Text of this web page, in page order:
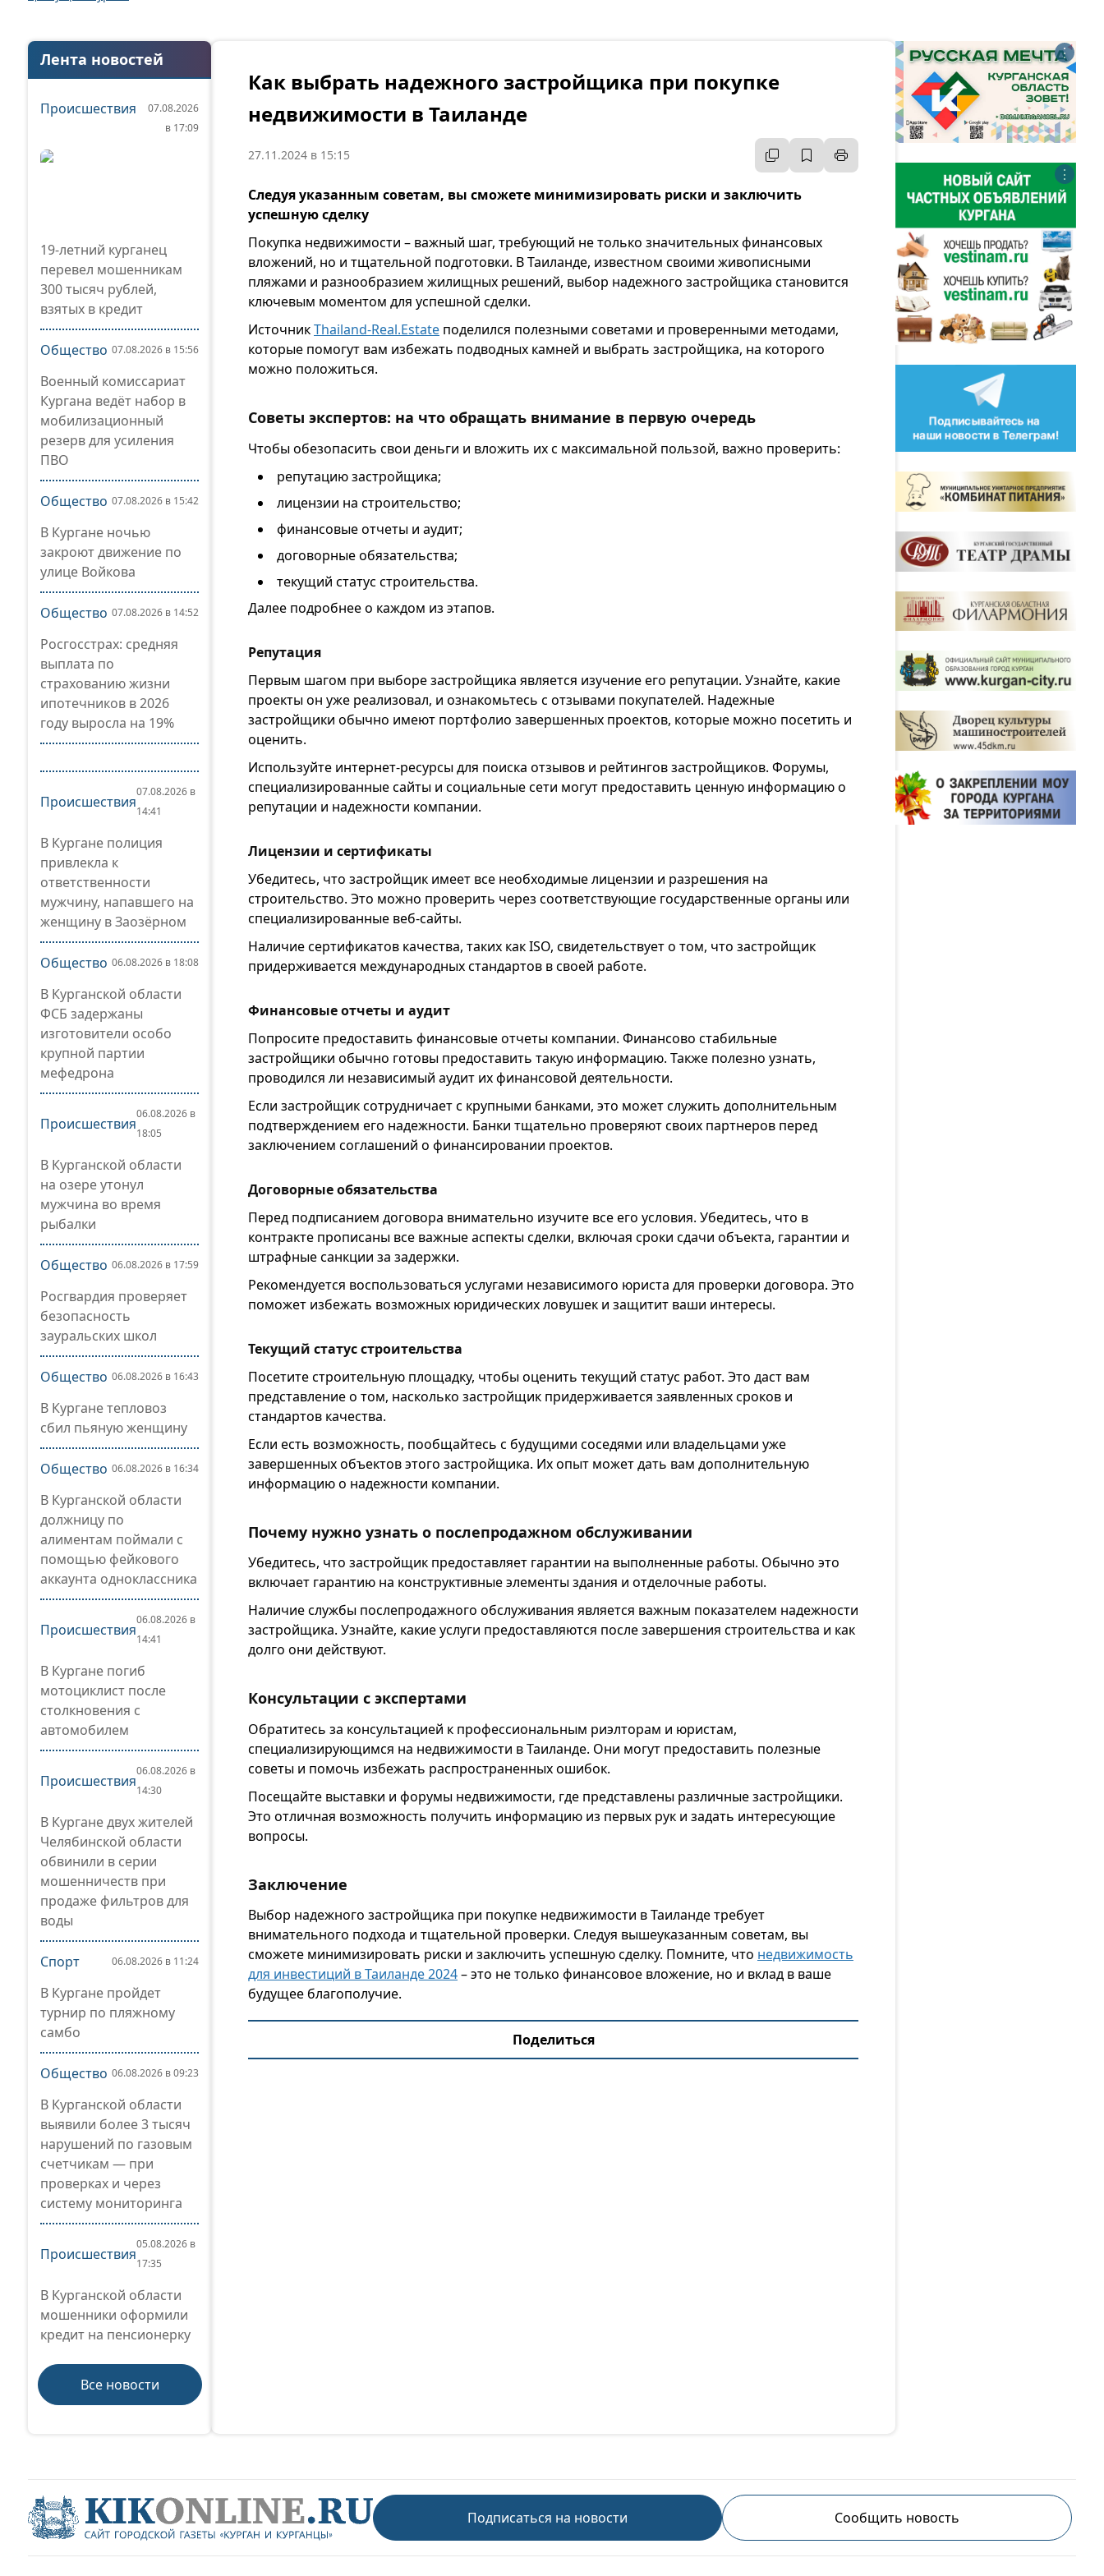
Лента новостей
Происшествия
07.08.2026
в 17:09
19-летний курганец
перевел мошенникам
300 тысяч рублей,
взятых в кредит
Общество 07.08.2026 в 15:56
Военный комиссариат
Кургана ведёт набор в
мобилизационный
резерв для усиления
ПВО
Общество 07.08.2026 в 15:42
В Кургане ночью
закроют движение по
улице Войкова
Общество 07.08.2026 в 14:52
Росгосстрах: средняя
выплата по
страхованию жизни
ипотечников в 2026
году выросла на 19%
Происшествия
07.08.2026 в
14:41
В Кургане полиция
привлекла к
ответственности
мужчину, напавшего на
женщину в Заозёрном
Общество 06.08.2026 в 18:08
В Курганской области
ФСБ задержаны
изготовители особо
крупной партии
мефедрона
Происшествия
06.08.2026 в
18:05
В Курганской области
на озере утонул
мужчина во время
рыбалки
Общество 06.08.2026 в 17:59
Росгвардия проверяет
безопасность
зауральских школ
Общество 06.08.2026 в 16:43
В Кургане тепловоз
сбил пьяную женщину
Общество 06.08.2026 в 16:34
В Курганской области
должницу по
алиментам поймали с
помощью фейкового
аккаунта одноклассника
Происшествия
06.08.2026 в
14:41
В Кургане погиб
мотоциклист после
столкновения с
автомобилем
Происшествия
06.08.2026 в
14:30
В Кургане двух жителей
Челябинской области
обвинили в серии
мошенничеств при
продаже фильтров для
воды
Спорт 06.08.2026 в 11:24
В Кургане пройдет
турнир по пляжному
самбо
Общество 06.08.2026 в 09:23
В Курганской области
выявили более 3 тысяч
нарушений по газовым
счетчикам — при
проверках и через
систему мониторинга
Происшествия
05.08.2026 в
17:35
В Курганской области
мошенники оформили
кредит на пенсионерку
Все новости
Как выбрать надежного застройщика при покупке
недвижимости в Таиланде
27.11.2024 в 15:15
Следуя указанным советам, вы сможете минимизировать риски и заключить
успешную сделку
Покупка недвижимости – важный шаг, требующий не только значительных финансовых
вложений, но и тщательной подготовки. В Таиланде, известном своими живописными
пляжами и разнообразием жилищных решений, выбор надежного застройщика становится
ключевым моментом для успешной сделки.
ИсточникThailand-Real.Estate поделился полезными советами и проверенными методами,
которые помогут вам избежать подводных камней и выбрать застройщика, на которого
можно положиться.
Советы экспертов: на что обращать внимание в первую очередь
Чтобы обезопасить свои деньги и вложить их с максимальной пользой, важно проверить:
репутацию застройщика;
лицензии на строительство;
финансовые отчеты и аудит;
договорные обязательства;
текущий статус строительства.
Далее подробнее о каждом из этапов.
Репутация
Первым шагом при выборе застройщика является изучение его репутации. Узнайте, какие
проекты он уже реализовал, и ознакомьтесь с отзывами покупателей. Надежные
застройщики обычно имеют портфолио завершенных проектов, которые можно посетить и
оценить.
Используйте интернет-ресурсы для поиска отзывов и рейтингов застройщиков. Форумы,
специализированные сайты и социальные сети могут предоставить ценную информацию о
репутации и надежности компании.
Лицензии и сертификаты
Убедитесь, что застройщик имеет все необходимые лицензии и разрешения на
строительство. Это можно проверить через соответствующие государственные органы или
специализированные веб-сайты.
Наличие сертификатов качества, таких как ISO, свидетельствует о том, что застройщик
придерживается международных стандартов в своей работе.
Финансовые отчеты и аудит
Попросите предоставить финансовые отчеты компании. Финансово стабильные
застройщики обычно готовы предоставить такую информацию. Также полезно узнать,
проводился ли независимый аудит их финансовой деятельности.
Если застройщик сотрудничает с крупными банками, это может служить дополнительным
подтверждением его надежности. Банки тщательно проверяют своих партнеров перед
заключением соглашений о финансировании проектов.
Договорные обязательства
Перед подписанием договора внимательно изучите все его условия. Убедитесь, что в
контракте прописаны все важные аспекты сделки, включая сроки сдачи объекта, гарантии и
штрафные санкции за задержки.
Рекомендуется воспользоваться услугами независимого юриста для проверки договора. Это
поможет избежать возможных юридических ловушек и защитит ваши интересы.
Текущий статус строительства
Посетите строительную площадку, чтобы оценить текущий статус работ. Это даст вам
представление о том, насколько застройщик придерживается заявленных сроков и
стандартов качества.
Если есть возможность, пообщайтесь с будущими соседями или владельцами уже
завершенных объектов этого застройщика. Их опыт может дать вам дополнительную
информацию о надежности компании.
Почему нужно узнать о послепродажном обслуживании
Убедитесь, что застройщик предоставляет гарантии на выполненные работы. Обычно это
включает гарантию на конструктивные элементы здания и отделочные работы.
Наличие службы послепродажного обслуживания является важным показателем надежности
застройщика. Узнайте, какие услуги предоставляются после завершения строительства и как
долго они действуют.
Консультации с экспертами
Обратитесь за консультацией к профессиональным риэлторам и юристам,
специализирующимся на недвижимости в Таиланде. Они могут предоставить полезные
советы и помочь избежать распространенных ошибок.
Посещайте выставки и форумы недвижимости, где представлены различные застройщики.
Это отличная возможность получить информацию из первых рук и задать интересующие
вопросы.
Заключение
Выбор надежного застройщика при покупке недвижимости в Таиланде требует
внимательного подхода и тщательной проверки. Следуя вышеуказанным советам, вы
сможете минимизировать риски и заключить успешную сделку. Помните, что недвижимость
для инвестиций в Таиланде 2024– это не только финансовое вложение, но и вклад в ваше
будущее благополучие.
Поделиться
⋮
⋮
Подписаться на новости Сообщить новость